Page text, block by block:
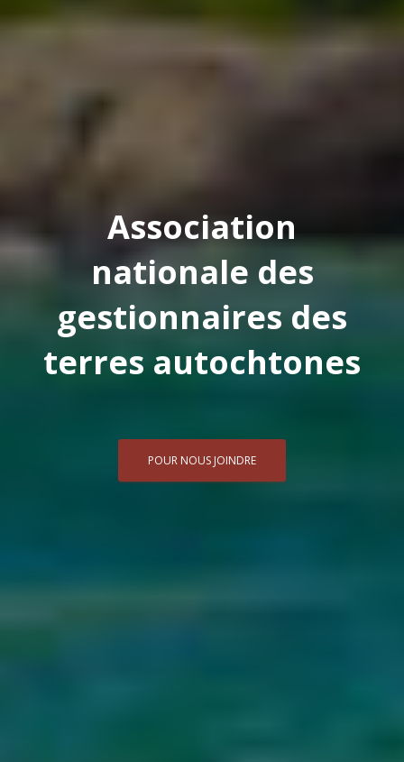
Association
nationale des
gestionnaires des
terres autochtones
POUR NOUS JOINDRE